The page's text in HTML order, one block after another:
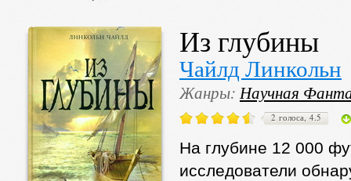
Из глубины
Чайлд Линкольн
Жанры:Научная
2 голоса, 4.5
На глубине 12 000
исследователи